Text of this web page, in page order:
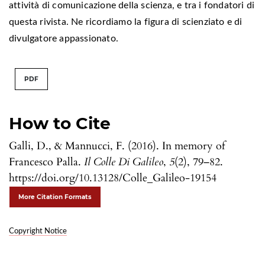
How to Cite
Galli, D., & Mannucci, F. (2016). In memory of
Francesco Palla. Il Colle Di Galileo, 5(2), 79–82.
https://doi.org/10.13128/Colle_Galileo-19154
More Citation Formats
Copyright Notice
attività di comunicazione della scienza, e tra i fondatori di
questa rivista. Ne ricordiamo la figura di scienziato e di
divulgatore appassionato.
PDF